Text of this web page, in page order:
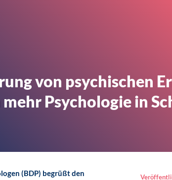
von psychischen
Psychologie in
(BDP) begrüßt den